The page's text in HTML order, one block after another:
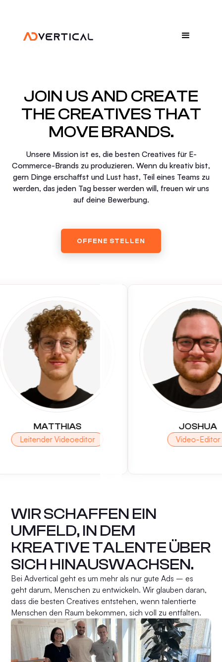
JOIN US AND CREATE
THE CREATIVES THAT
MOVE BRANDS.
Unsere Mission ist es, die besten Creatives für E-
Commerce-Brands zu produzieren. Wenn du kreativ bist,
gern Dinge erschaffst und Lust hast, Teil eines Teams zu
werden, das jeden Tag besser werden will, freuen wir uns
auf deine Bewerbung.
OFFENE STELLEN
Videoeditor
Video-Editor
WIR SCHAFFEN EIN
UMFELD, IN DEM
KREATIVE TALENTE ÜBER
SICH HINAUSWACHSEN.
Bei Advertical geht es um mehr als nur gute Ads – es
geht darum, Menschen zu entwickeln. Wir glauben daran,
dass die besten Creatives entstehen, wenn talentierte
Menschen den Raum bekommen, sich voll zu entfalten.